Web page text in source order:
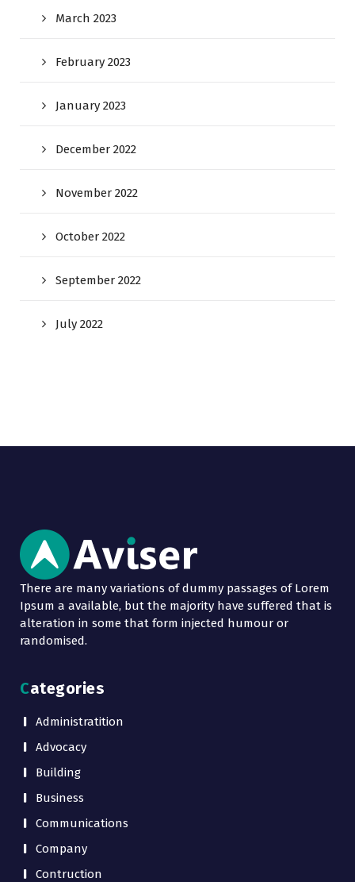
March 2023
February 2023
January 2023
December 2022
November 2022
October 2022
September 2022
July 2022
There are many variations of dummy passages of Lorem
Ipsum a available, but the majority have suffered that is
alteration in some that form injected humour or
randomised.
Categories
Administratition
Advocacy
Building
Business
Communications
Company
Contruction